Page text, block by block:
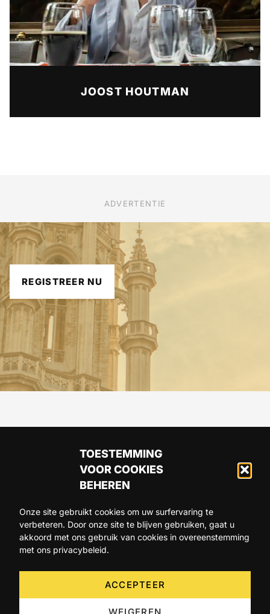
TOESTEMMING
VOOR COOKIES
BEHEREN
Onze site gebruikt cookies om uw surfervaring te
verbeteren. Door onze site te blijven gebruiken, gaat u
akkoord met ons gebruik van cookies in overeenstemming
met ons privacybeleid.
ACCEPTEER
WEIGEREN
JOOST HOUTMAN
ADVERTENTIE
REGISTREER NU
ARTIKELS AGENDA OVER ONS